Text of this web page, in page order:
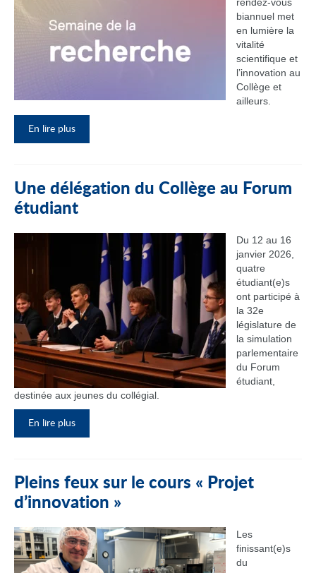
biannuel met
en lumière la
vitalité
scientifique et
l’innovation au
Collège et
ailleurs.
En lire plus
Une délégation du Collège au Forum
étudiant
Du 12 au 16
janvier 2026,
quatre
étudiant(e)s
ont participé à
la 32e
législature de
la simulation
parlementaire
du Forum
étudiant,
destinée aux jeunes du collégial.
En lire plus
Pleins feux sur le cours « Projet
d’innovation »
Les
finissant(e)s
du